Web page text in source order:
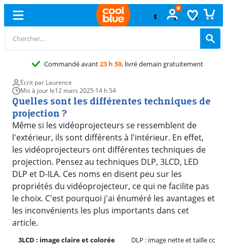
Commandé avant23 h 59, livré demain gratuitement
Écrit par Laurence
Mis à jour le12 mars 2025·14 h 54
Quelles sont les différentes techniques de
projection ?
Même si les vidéoprojecteurs se ressemblent de
l'extérieur, ils sont différents à l'intérieur. En effet,
les vidéoprojecteurs ont différentes techniques de
projection. Pensez au techniques DLP, 3LCD, LED
DLP et D-ILA. Ces noms en disent peu sur les
propriétés du vidéoprojecteur, ce qui ne facilite pas
le choix. C'est pourquoi j'ai énuméré les avantages et
les inconvénients les plus importants dans cet
article.
3LCD : image claire et colorée DLP : image nette et taille